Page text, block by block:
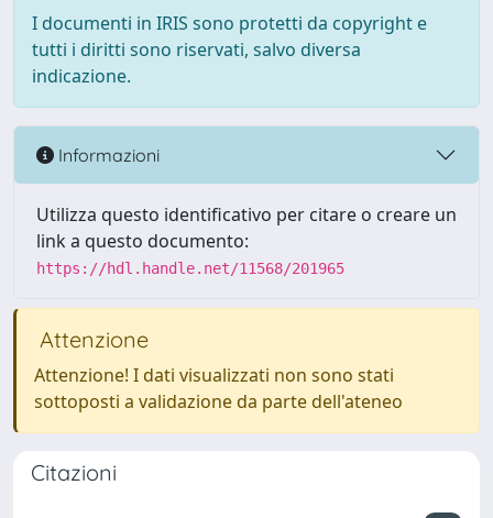
I documenti in IRIS sono protetti da copyright e
tutti i diritti sono riservati, salvo diversa
indicazione.
Informazioni
Utilizza questo identificativo per citare o creare un
link a questo documento:
https://hdl.handle.net/11568/201965
Attenzione
Attenzione! I dati visualizzati non sono stati
sottoposti a validazione da parte dell'ateneo
Citazioni